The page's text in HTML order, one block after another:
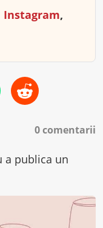
Instagram,
0 comentarii
a publica un